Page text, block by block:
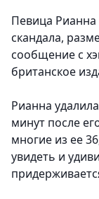
Певица Рианна
скандала,
сообщение с
британское
Рианна
минут после
многие из ее
увидеть и